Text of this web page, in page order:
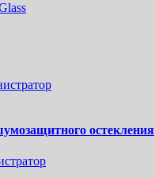
остекления